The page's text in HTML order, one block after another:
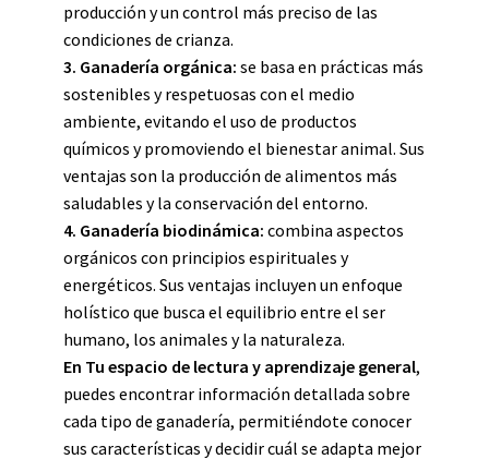
producción y un control más preciso de las
condiciones de crianza.
3. Ganadería orgánica: se basa en prácticas más
sostenibles y respetuosas con el medio
ambiente, evitando el uso de productos
químicos y promoviendo el bienestar animal. Sus
ventajas son la producción de alimentos más
saludables y la conservación del entorno.
4. Ganadería biodinámica: combina aspectos
orgánicos con principios espirituales y
energéticos. Sus ventajas incluyen un enfoque
holístico que busca el equilibrio entre el ser
humano, los animales y la naturaleza.
En Tu espacio de lectura y aprendizaje general,
puedes encontrar información detallada sobre
cada tipo de ganadería, permitiéndote conocer
sus características y decidir cuál se adapta mejor